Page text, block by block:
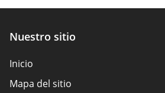
Nuestro sitio
Inicio
Mapa del sitio